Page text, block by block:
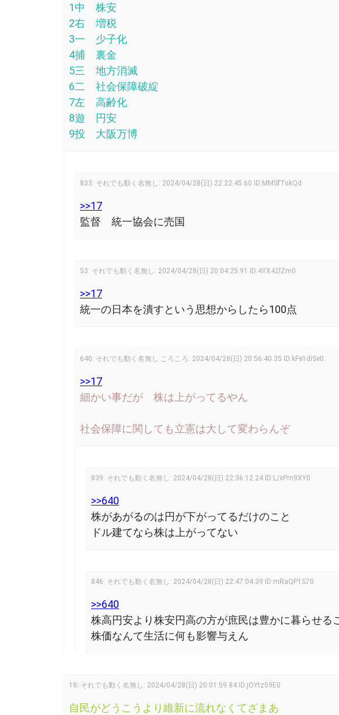
1中 株安
2右 増税
3一 少子化
4捕 裏金
5三 地方消滅
6二 社会保障破綻
7左 高齢化
8遊 円安
9投 大阪万博
833: それでも動く名無し: 2024/04/28(日) 22:22:45.60 ID:MMSfTskQd
>>17
監督 統一協会に売国
53: それでも動く名無し: 2024/04/28(日) 20:04:25.91 ID:4YX42lZm0
>>17
統一の日本を潰すという思想からしたら100点
640: それでも動く名無し ころころ: 2024/04/28(日) 20:56:40.35 ID:kFe1diSe0
>>17
細かい事だが 株は上がってるやん
社会保障に関しても立憲は大して変わらんぞ
839: それでも動く名無し: 2024/04/28(日) 22:36:12.24 ID:L/xPm9XY0
>>640
株があがるのは円が下がってるだけのこと
ドル建てなら株は上がってない
846: それでも動く名無し: 2024/04/28(日) 22:47:04.39 ID:mRaQP1S70
>>640
株高円安より株安円高の方が庶民は豊かに暮らせる
株価なんて生活に何も影響与えん
18: それでも動く名無し: 2024/04/28(日) 20:01:59.84 ID:jOYtz59E0
自民がどうこうより維新に流れなくてざまあ